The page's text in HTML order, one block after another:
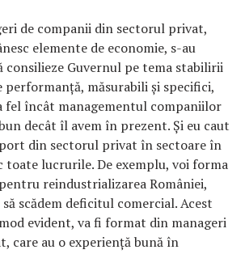
de companii din sectorul privat,
elemente de economie, s-au
Guvernul pe tema stabilirii
măsurabili şi specifici,
fel încât managementul companiilor
decât îl avem în prezent. Şi eu caut
din sectorul privat în sectoare în
toate lucrurile. De exemplu, voi forma
reindustrializarea României,
să scădem deficitul comercial. Acest
evident, va fi format din manageri
care au o experienţă bună în